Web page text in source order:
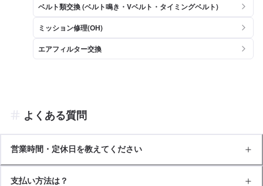
ベルト類交換 (ベルト鳴き・Vベルト・タイミングベルト)
ミッション修理(OH)
エアフィルター交換
よくある質問
営業時間・定休日を教えてください
支払い方法は？